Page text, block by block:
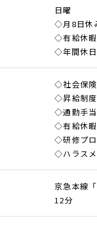
日曜
◇月8日休
◇有給休暇
◇年間休
◇社会保
◇昇給制度
◇通勤手当
◇有給休暇
◇研修プ
◇ハラスメ
京急本線
12分